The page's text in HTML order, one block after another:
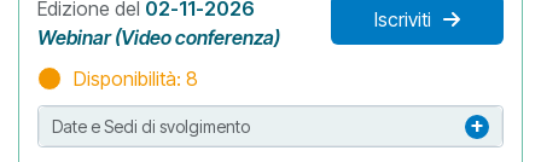
Edizione del 02-11-2026
Webinar (Video conferenza)
Iscriviti
Disponibilità: 8
Date e Sedi di svolgimento